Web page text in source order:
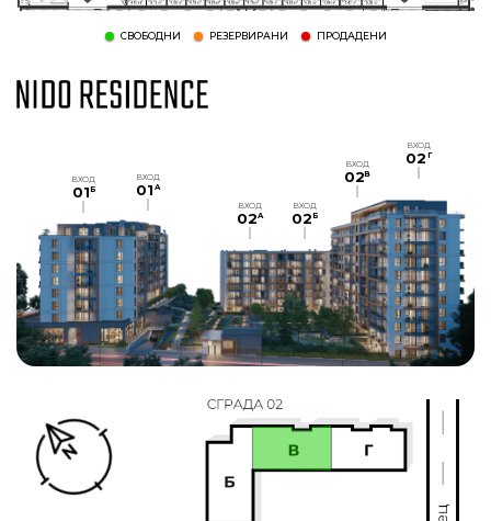
СВОБОДНИ РЕЗЕРВИРАНИ ПРОДАДЕНИ
ВХОД
01 A
ВХОД
01Б
ВХОД
02A
ВХОД
02Б
ВХОД
02В
ВХОД
02 Г